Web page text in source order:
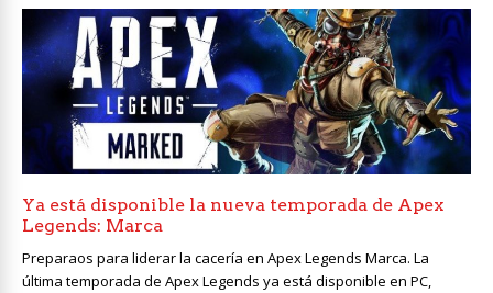
Ya está disponible la nueva temporada de Apex
Legends: Marca
Preparaos para liderar la cacería en Apex Legends Marca. La
última temporada de Apex Legends ya está disponible en PC,